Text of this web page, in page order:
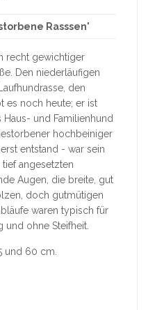
Rasssen"
recht gewichtiger
Den niederläufigen
den
es noch heute; er ist
und Familienhund
hochbeiniger
entstand - war sein
angesetzten
Augen, die breite, gut
doch gutmütigen
waren typisch für
und ohne Steifheit.
und 60 cm.